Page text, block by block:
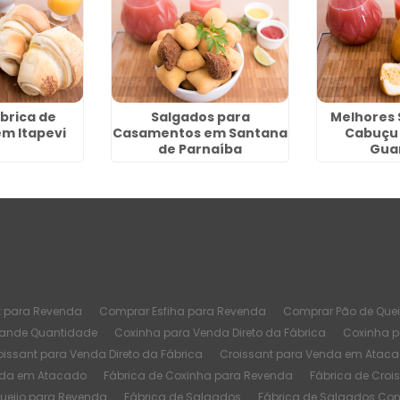
de
Itapevi
Salgados para
Casamentos em Santana
de Parnaíba
Melhores
Revenda Comprar Esfiha para Revenda Comprar Pão de
Quantidade Coxinha para Venda Direto da Fábrica
Coxinha
para Venda Direto da Fábrica Croissant para Venda em
em Atacado Fábrica de Coxinha para Revenda
Fábrica de
para Revenda Fábrica de Salgados Fábrica de Salgados